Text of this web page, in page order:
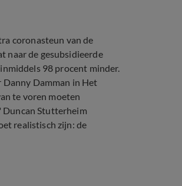
coronasteun van de
naar de gesubsidieerde
98 procent minder.
Danny Damman in Het
te voren moeten
Duncan Stutterheim
realistisch zijn: de